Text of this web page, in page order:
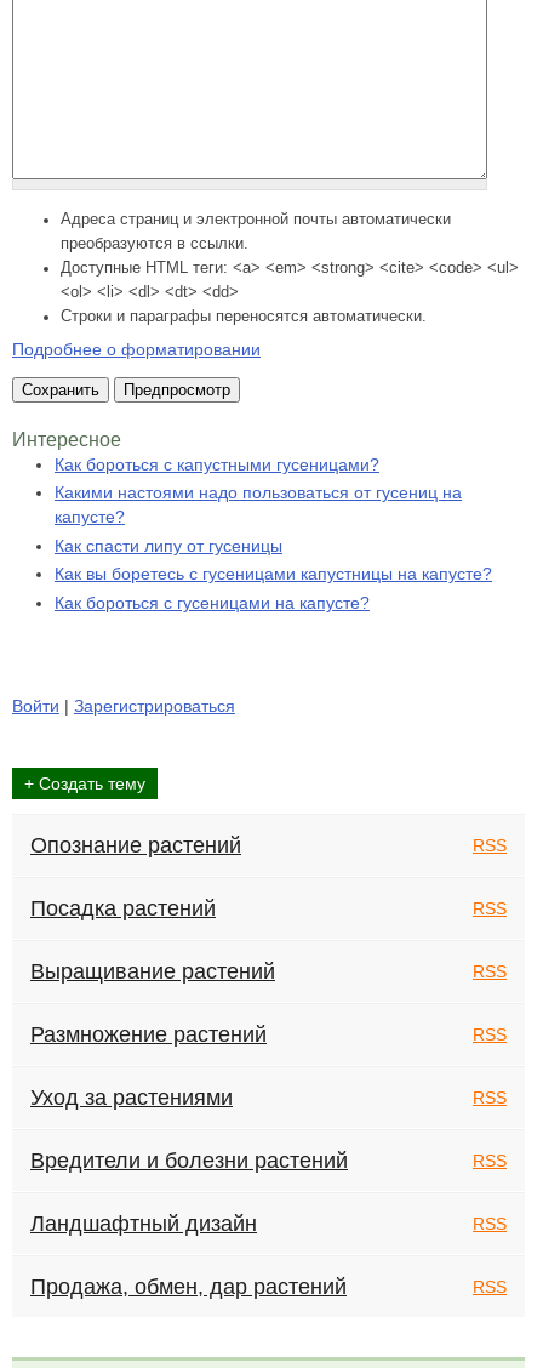
Адреса страниц и электронной почты автоматически
преобразуются в ссылки.
Доступные HTML теги: <a> <em> <strong> <cite> <code> <ul>
<ol> <li> <dl> <dt> <dd>
Строки и параграфы переносятся автоматически.
Подробнее о форматировании
Интересное
Как бороться с капустными гусеницами?
Какими настоями надо пользоваться от гусениц на
капусте?
Как спасти липу от гусеницы
Как вы боретесь с гусеницами капустницы на капусте?
Как бороться с гусеницами на капусте?
Войти | Зарегистрироваться
+ Создать тему
RSS
Опознание растений
RSS
Посадка растений
RSS
Выращивание растений
RSS
Размножение растений
RSS
Уход за растениями
RSS
Вредители и болезни растений
RSS
Ландшафтный дизайн
RSS
Продажа, обмен, дар растений